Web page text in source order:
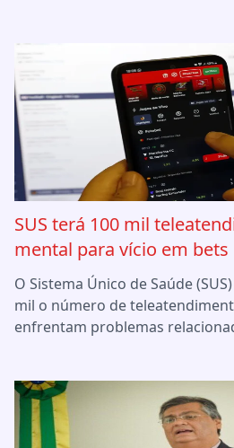
SUS terá 100 mil
mental para vício em bets
O Sistema Único de Saúde
mil o número de
enfrentam problemas